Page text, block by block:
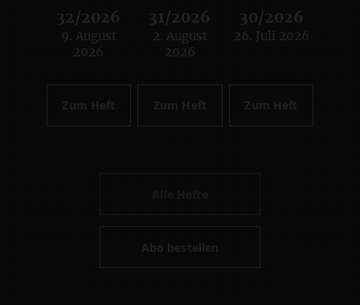
32/2026
:
9. August
2026
Zum Heft
31/2026
:
2. August
2026
Zum Heft
30/2026
:
26. Juli 2026
Zum Heft
Abo bestellen